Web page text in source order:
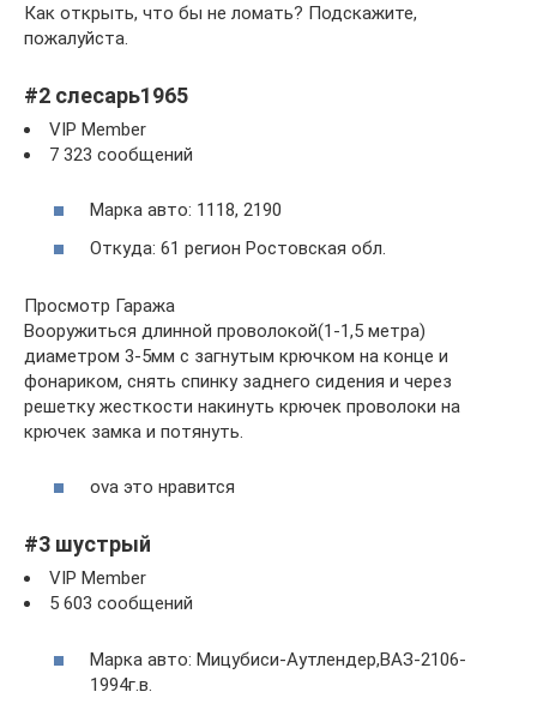
Как открыть, что бы не ломать? Подскажите,
пожалуйста.
#2 слесарь1965
VIP Member
7 323 сообщений
Марка авто: 1118, 2190
Откуда: 61 регион Ростовская обл.
Просмотр Гаража
Вооружиться длинной проволокой(1-1,5 метра)
диаметром 3-5мм с загнутым крючком на конце и
фонариком, снять спинку заднего сидения и через
решетку жесткости накинуть крючек проволоки на
крючек замка и потянуть.
ova это нравится
#3 шустрый
VIP Member
5 603 сообщений
Марка авто: Мицубиси-Аутлендер,ВАЗ-2106-
1994г.в.